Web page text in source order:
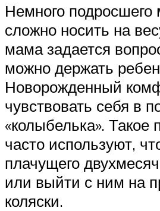
Немного
сложно носить на
мама задается
можно держать
Новорожденный
чувствовать себя в
«колыбелька». Такое
часто используют,
плачущего
или выйти с ним на
коляски.